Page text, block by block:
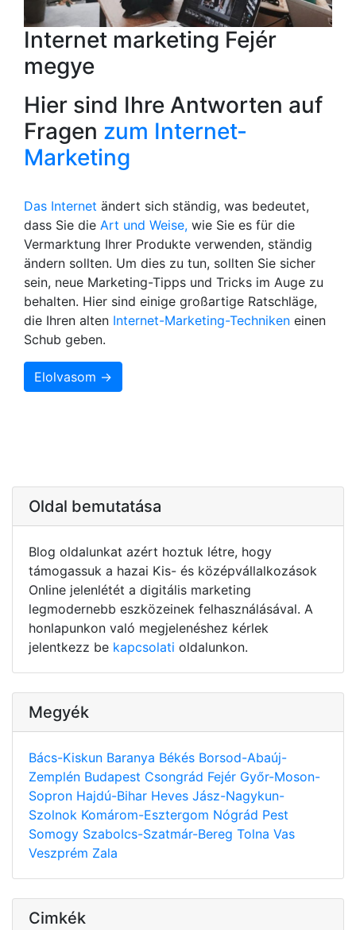
Internet marketing Fejér
megye
Hier sind Ihre Antworten auf
Fragen zum Internet-
Marketing
Das Internet ändert sich ständig, was bedeutet,
dass Sie die Art und Weise, wie Sie es für die
Vermarktung Ihrer Produkte verwenden, ständig
ändern sollten. Um dies zu tun, sollten Sie sicher
sein, neue Marketing-Tipps und Tricks im Auge zu
behalten. Hier sind einige großartige Ratschläge,
die Ihren alten Internet-Marketing-Techniken einen
Schub geben.
Elolvasom →
Oldal bemutatása
Blog oldalunkat azért hoztuk létre, hogy
támogassuk a hazai Kis- és középvállalkozások
Online jelenlétét a digitális marketing
legmodernebb eszközeinek felhasználásával. A
honlapunkon való megjelenéshez kérlek
jelentkezz be kapcsolati oldalunkon.
Megyék
Bács-Kiskun Baranya Békés Borsod-Abaúj-
Zemplén Budapest Csongrád Fejér Győr-Moson-
Sopron Hajdú-Bihar Heves Jász-Nagykun-
Szolnok Komárom-Esztergom Nógrád Pest
Somogy Szabolcs-Szatmár-Bereg Tolna Vas
Veszprém Zala
Cimkék